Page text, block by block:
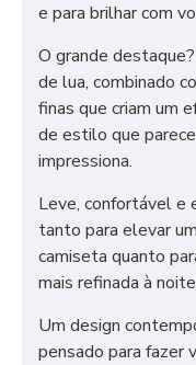
e para brilhar com
O grande
de lua, combinado
finas que criam um
de estilo que
impressiona.
Leve, confortável e
tanto para elevar
camiseta quanto
mais refinada à
Um design
pensado para fazer